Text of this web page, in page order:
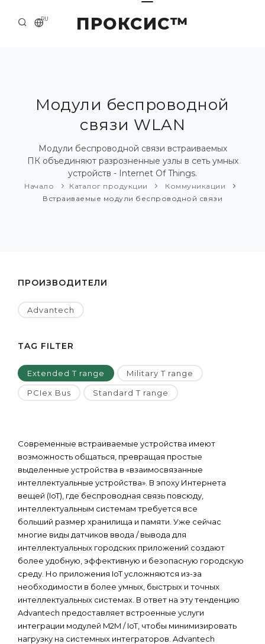
ПРОКСИС™
RU
О КОМПАНИИ
ПРИМЕРЫ И РЕШЕНИЯ
КАТАЛОГ ПРОДУКЦИИ
ПРЕСС-ЦЕНТР
Модули беспроводной
связи WLAN
Модули беспроводной связи встраиваемых
ПК объединяют разрозненные узлы в сеть умных
устройств - Internet Of Things.
Начало Каталог продукции
Коммуникации
Встраиваемые модули беспроводной связи
ПРОИЗВОДИТЕЛИ
Advantech
TAG FILTER
Extended T range Military T range
PCIex Bus Standard T range
Современные встраиваемые устройства имеют
возможность общаться, превращая простые
выделенные устройства в «взаимосвязанные
интеллектуальные устройства». В эпоху Интернета
вещей (IoT), где беспроводная связь повсюду,
интеллектуальным системам требуется все
больший размер хранилища и памяти. Уже сейчас
многие виды датчиков ввода / вывода для
интеллектуальных городских приложений создают
более удобную, эффективную и безопасную городскую
среду. Но приложения IoT усложняются из-за
необходимости в более умных, быстрых и точных
интеллектуальных системах. В ответ на эту тенденцию
Advantech предоставляет встроенные услуги
интеграции модулей M2M / IoT, чтобы минимизировать
нагрузку на системных интеграторов. Advantech